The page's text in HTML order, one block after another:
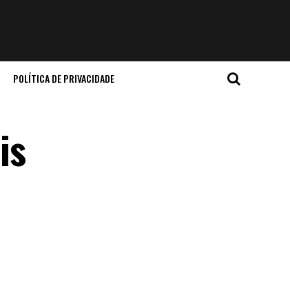
POLÍTICA DE PRIVACIDADE